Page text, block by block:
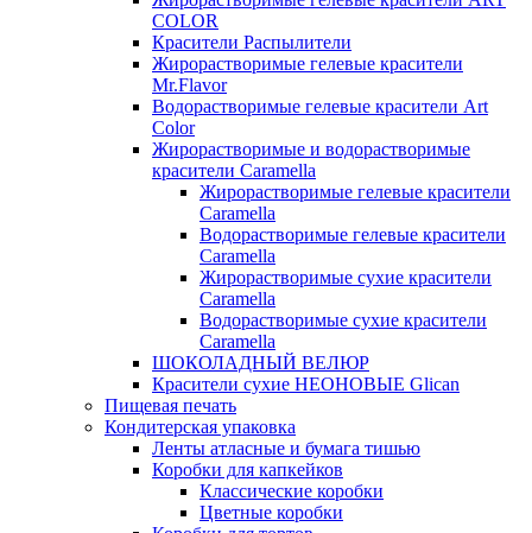
COLOR
Красители Распылители
Жирорастворимые гелевые красители
Mr.Flavor
Водорастворимые гелевые красители Art
Color
Жирорастворимые и водорастворимые
красители Caramella
Жирорастворимые гелевые красители
Caramella
Водорастворимые гелевые красители
Caramella
Жирорастворимые сухие красители
Caramella
Водорастворимые сухие красители
Caramella
ШОКОЛАДНЫЙ ВЕЛЮР
Красители сухие НЕОНОВЫЕ Glican
Пищевая печать
Кондитерская упаковка
Ленты атласные и бумага тишью
Коробки для капкейков
Классические коробки
Цветные коробки